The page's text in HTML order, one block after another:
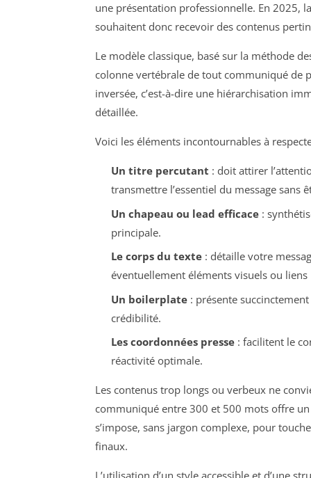
une présentation professionnelle. En 2025,
souhaitent donc recevoir des contenus
Le modèle classique, basé sur la méthode
colonne vertébrale de tout communiqué de
inversée, c’est-à-dire une hiérarchisation
détaillée.
Voici les éléments incontournables à
Un titre percutant : doit attirer
transmettre l’essentiel du message sans
Un chapeau ou lead efficace:
principale.
Le corps du texte: détaille votre
éventuellement éléments visuels ou liens
Un boilerplate: présente
crédibilité.
Les coordonnées presse: facilitent le
réactivité optimale.
Les contenus trop longs ou verbeux ne
communiqué entre 300 et 500 mots offre
s’impose, sans jargon complexe, pour
finaux.